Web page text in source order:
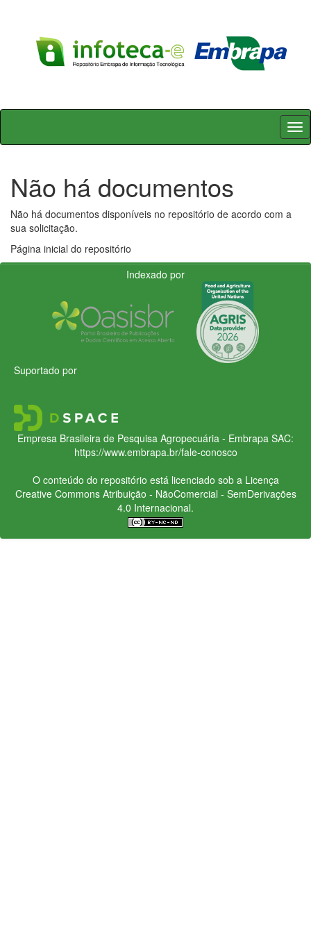
Skip
Não há documentos
Não há documentos disponíveis no repositório de acordo com a
sua solicitação.
Página inicial do repositório
Indexado por
Suportado por
Empresa Brasileira de Pesquisa Agropecuária - Embrapa SAC:
https://www.embrapa.br/fale-conosco
O conteúdo do repositório está licenciado sob a Licença
Creative CommonsAtribuição - NãoComercial - SemDerivações
4.0 Internacional.